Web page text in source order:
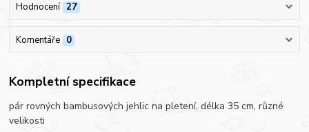
Hodnocení 27
Komentáře 0
Kompletní specifikace
pár rovných bambusových jehlic na pletení, délka 35 cm, různé
velikosti